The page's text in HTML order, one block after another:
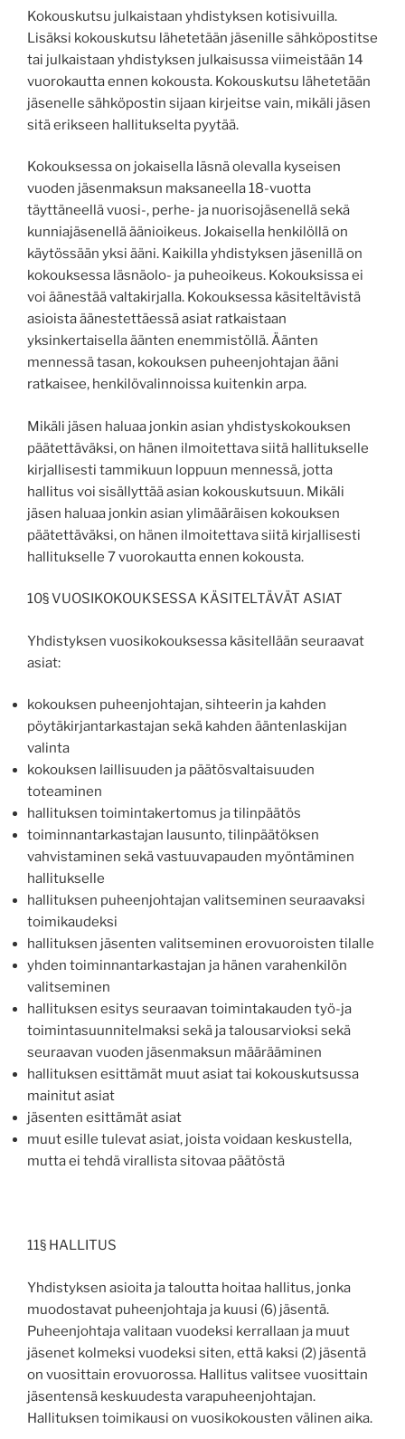
Kokouskutsu julkaistaan yhdistyksen kotisivuilla.
Lisäksi kokouskutsu lähetetään jäsenille sähköpostitse
tai julkaistaan yhdistyksen julkaisussa viimeistään 14
vuorokautta ennen kokousta. Kokouskutsu lähetetään
jäsenelle sähköpostin sijaan kirjeitse vain, mikäli jäsen
sitä erikseen hallitukselta pyytää.
Kokouksessa on jokaisella läsnä olevalla kyseisen
vuoden jäsenmaksun maksaneella 18-vuotta
täyttäneellä vuosi-, perhe- ja nuorisojäsenellä sekä
kunniajäsenellä äänioikeus. Jokaisella henkilöllä on
käytössään yksi ääni. Kaikilla yhdistyksen jäsenillä on
kokouksessa läsnäolo- ja puheoikeus. Kokouksissa ei
voi äänestää valtakirjalla. Kokouksessa käsiteltävistä
asioista äänestettäessä asiat ratkaistaan
yksinkertaisella äänten enemmistöllä. Äänten
mennessä tasan, kokouksen puheenjohtajan ääni
ratkaisee, henkilövalinnoissa kuitenkin arpa.
Mikäli jäsen haluaa jonkin asian yhdistyskokouksen
päätettäväksi, on hänen ilmoitettava siitä hallitukselle
kirjallisesti tammikuun loppuun mennessä, jotta
hallitus voi sisällyttää asian kokouskutsuun. Mikäli
jäsen haluaa jonkin asian ylimääräisen kokouksen
päätettäväksi, on hänen ilmoitettava siitä kirjallisesti
hallitukselle 7 vuorokautta ennen kokousta.
10§ VUOSIKOKOUKSESSA KÄSITELTÄVÄT ASIAT
Yhdistyksen vuosikokouksessa käsitellään seuraavat
asiat:
kokouksen puheenjohtajan, sihteerin ja kahden
pöytäkirjantarkastajan sekä kahden ääntenlaskijan
valinta
kokouksen laillisuuden ja päätösvaltaisuuden
toteaminen
hallituksen toimintakertomus ja tilinpäätös
toiminnantarkastajan lausunto, tilinpäätöksen
vahvistaminen sekä vastuuvapauden myöntäminen
hallitukselle
hallituksen puheenjohtajan valitseminen seuraavaksi
toimikaudeksi
hallituksen jäsenten valitseminen erovuoroisten tilalle
yhden toiminnantarkastajan ja hänen varahenkilön
valitseminen
hallituksen esitys seuraavan toimintakauden työ-ja
toimintasuunnitelmaksi sekä ja talousarvioksi sekä
seuraavan vuoden jäsenmaksun määrääminen
hallituksen esittämät muut asiat tai kokouskutsussa
mainitut asiat
jäsenten esittämät asiat
muut esille tulevat asiat, joista voidaan keskustella,
mutta ei tehdä virallista sitovaa päätöstä
11§ HALLITUS
Yhdistyksen asioita ja taloutta hoitaa hallitus, jonka
muodostavat puheenjohtaja ja kuusi (6) jäsentä.
Puheenjohtaja valitaan vuodeksi kerrallaan ja muut
jäsenet kolmeksi vuodeksi siten, että kaksi (2) jäsentä
on vuosittain erovuorossa. Hallitus valitsee vuosittain
jäsentensä keskuudesta varapuheenjohtajan.
Hallituksen toimikausi on vuosikokousten välinen aika.